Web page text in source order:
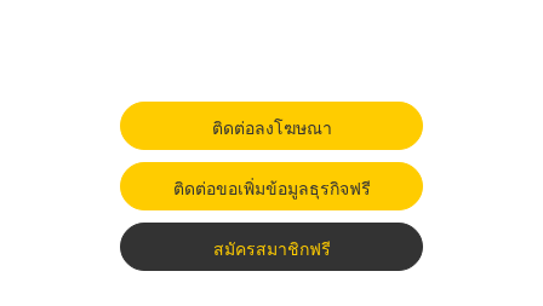
ติดต่อลงโฆษณา
ติดต่อขอเพิ่มข้อมูลธุรกิจฟรี
สมัครสมาชิกฟรี